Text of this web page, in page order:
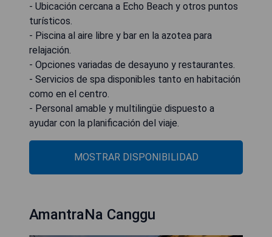
- Ubicación cercana a Echo Beach y otros puntos
turísticos.
- Piscina al aire libre y bar en la azotea para
relajación.
- Opciones variadas de desayuno y restaurantes.
- Servicios de spa disponibles tanto en habitación
como en el centro.
- Personal amable y multilingüe dispuesto a
ayudar con la planificación del viaje.
MOSTRAR DISPONIBILIDAD
AmantraNa Canggu